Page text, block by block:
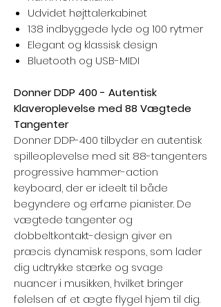
Udvidet højttalerkabinet
138 indbyggede lyde og 100 rytmer
Elegant og klassisk design
Bluetooth og USB-MIDI
Donner DDP 400 - Autentisk
Klaveroplevelse med 88 Vægtede
Tangenter
Donner DDP-400 tilbyder en autentisk
spilleoplevelse med sit 88-tangenters
progressive hammer-action
keyboard, der er ideelt til både
begyndere og erfarne pianister. De
vægtede tangenter og
dobbeltkontakt-design giver en
præcis dynamisk respons, som lader
dig udtrykke stærke og svage
nuancer i musikken, hvilket bringer
følelsen af et ægte flygel hjem til dig.